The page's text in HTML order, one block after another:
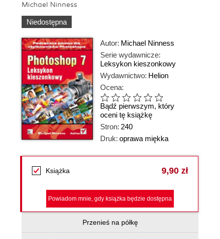
Michael Ninness
Niedostępna
Autor: Michael Ninness
Serie wydawnicze:
Leksykon kieszonkowy
Wydawnictwo: Helion
Ocena:
Bądź pierwszym, który
oceni tę książkę
Stron: 240
Druk: oprawa miękka
Książka 9,90 zł
Powiadom mnie, gdy książka będzie dostępna
Przenieś na półkę